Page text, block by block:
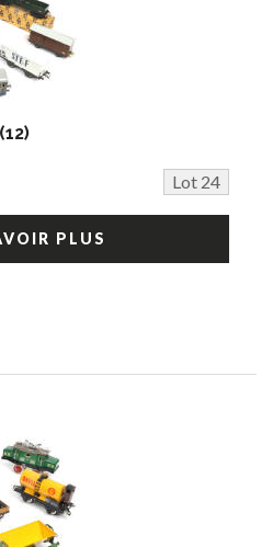
Lot 24
PLUS